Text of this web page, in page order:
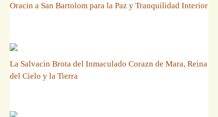
Oracin a San Bartolom para la Paz y Tranquilidad Interior
La Salvacin Brota del Inmaculado Corazn de Mara, Reina
del Cielo y la Tierra